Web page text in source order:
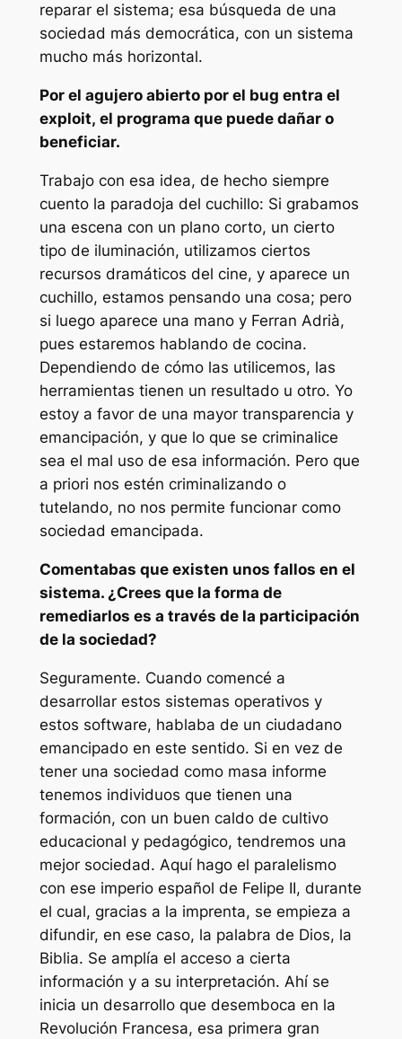
reparar el sistema; esa búsqueda de una
sociedad más democrática, con un sistema
mucho más horizontal.
Por el agujero abierto por el bug entra el
exploit, el programa que puede dañar o
beneficiar.
Trabajo con esa idea, de hecho siempre
cuento la paradoja del cuchillo: Si grabamos
una escena con un plano corto, un cierto
tipo de iluminación, utilizamos ciertos
recursos dramáticos del cine, y aparece un
cuchillo, estamos pensando una cosa; pero
si luego aparece una mano y Ferran Adrià,
pues estaremos hablando de cocina.
Dependiendo de cómo las utilicemos, las
herramientas tienen un resultado u otro. Yo
estoy a favor de una mayor transparencia y
emancipación, y que lo que se criminalice
sea el mal uso de esa información. Pero que
a priori nos estén criminalizando o
tutelando, no nos permite funcionar como
sociedad emancipada.
Comentabas que existen unos fallos en el
sistema. ¿Crees que la forma de
remediarlos es a través de la participación
de la sociedad?
Seguramente. Cuando comencé a
desarrollar estos sistemas operativos y
estos software, hablaba de un ciudadano
emancipado en este sentido. Si en vez de
tener una sociedad como masa informe
tenemos individuos que tienen una
formación, con un buen caldo de cultivo
educacional y pedagógico, tendremos una
mejor sociedad. Aquí hago el paralelismo
con ese imperio español de Felipe II, durante
el cual, gracias a la imprenta, se empieza a
difundir, en ese caso, la palabra de Dios, la
Biblia. Se amplía el acceso a cierta
información y a su interpretación. Ahí se
inicia un desarrollo que desemboca en la
Revolución Francesa, esa primera gran